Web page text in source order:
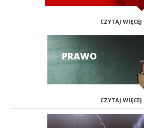
CZYTAJ WIĘCEJ
PRAWO
CZYTAJ WIĘCEJ